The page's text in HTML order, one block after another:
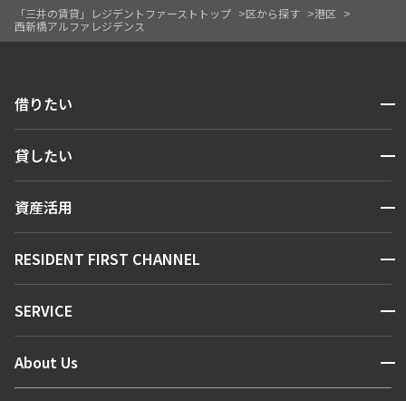
「三井の賃貸」レジデントファーストトップ 区から探す
港区
西新橋アルファレジデンス
借りたい 開閉
人気エリアから探す
新着情報から探す
新着募集情報
貸したい 開閉
お問い合わせ
資産活用 開閉
お問い合わせ
RESIDENT FIRST CHANNEL 開閉
マンションレポート
住まいのコラム
SERVICE 開閉
会員ページ
About Us 開閉